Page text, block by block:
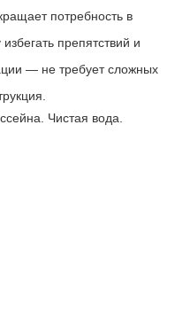
потребность в
препятствий и
— не требует сложных